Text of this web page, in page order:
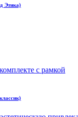
Этика)
с рамкой